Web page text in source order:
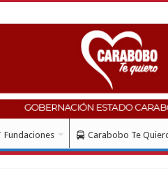
Fundaciones Carabobo Te